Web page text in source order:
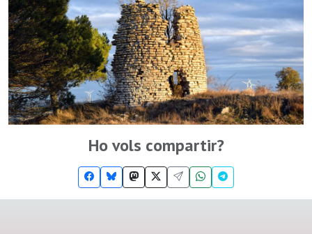
Ho vols compartir?